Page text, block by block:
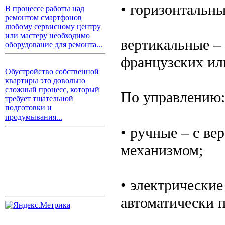
В процессе работы над
ремонтом смартфонов
любому сервисному центру
или мастеру необходимо
оборудование для ремонта...
Обустройство собственной
квартиры это довольно
сложный процесс, который
требует тщательной
подготовки и
продумывания...
•
вертикальные
французских
По управлению:
• ручные – с
механизмом;
•
автоматически